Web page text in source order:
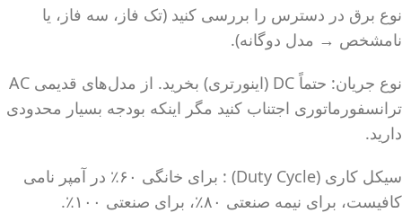
نوع برق در دسترس را بررسی کنید (تک فاز، سه فاز، یا
نامشخص → مدل دوگانه).
نوع جریان: حتماً DC (اینورتری) بخرید. از مدل‌های قدیمی AC
ترانسفورماتوری اجتناب کنید مگر اینکه بودجه بسیار محدودی
دارید.
سیکل کاری (Duty Cycle) : برای خانگی ۶۰٪ در آمپر نامی
کافیست، برای نیمه صنعتی ۸۰٪، برای صنعتی ۱۰۰٪.